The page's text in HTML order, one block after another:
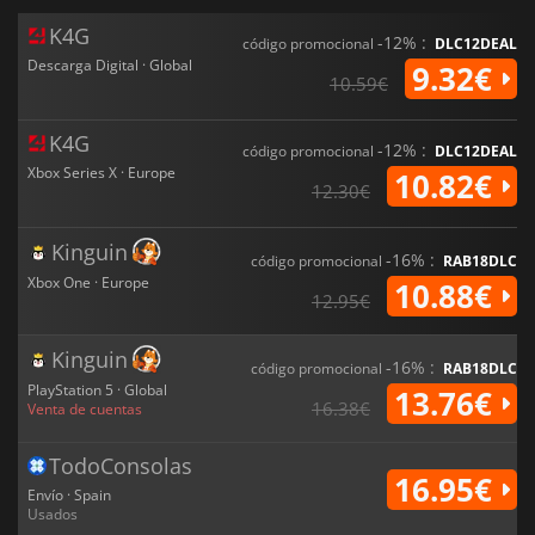
K4G
Descarga Digital · Global
código promocional -12% : DLC12DEAL
10.59€ 9.32€
K4G
Xbox Series X · Europe
código promocional -12% : DLC12DEAL
12.30€ 10.82€
Kinguin
Xbox One · Europe
código promocional -16% : RAB18DLC
12.95€ 10.88€
Kinguin
PlayStation 5 · Global
Venta de cuentas
código promocional -16% : RAB18DLC
16.38€ 13.76€
TodoConsolas
Envío · Spain
Usados
16.95€